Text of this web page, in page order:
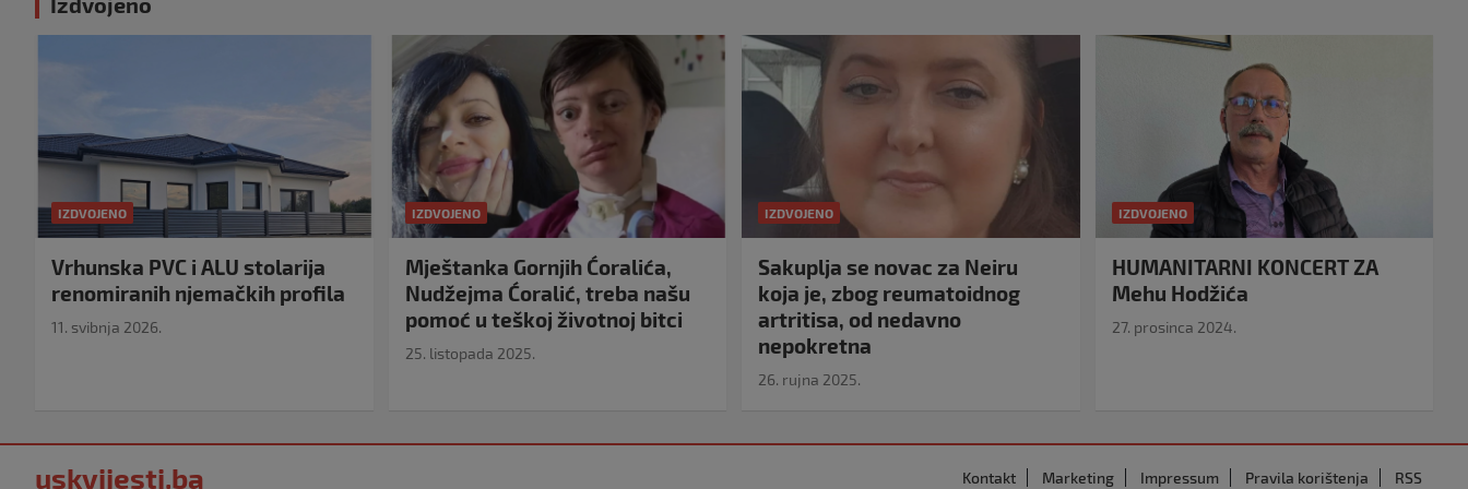
IZDVOJENO
Vrhunska PVC i ALU stolarija
renomiranih njemačkih profila
11. svibnja 2026.
IZDVOJENO
Mještanka Gornjih Ćoralića,
Nudžejma Ćoralić, treba našu
pomoć u teškoj životnoj bitci
25. listopada 2025.
IZDVOJENO
Sakuplja se novac za Neiru
koja je, zbog reumatoidnog
artritisa, od nedavno
nepokretna
26. rujna 2025.
IZDVOJENO
HUMANITARNI KONCERT ZA
Mehu Hodžića
27. prosinca 2024.
uskvijesti.ba Kontakt Marketing Impressum Pravila korištenja RSS